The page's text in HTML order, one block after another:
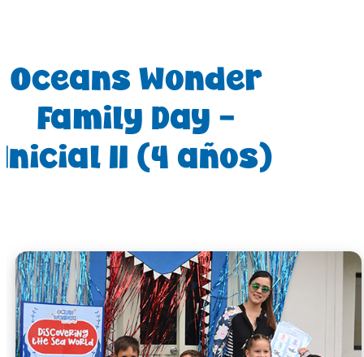
Oceans Wonder
Family Day –
Inicial II (4 años)